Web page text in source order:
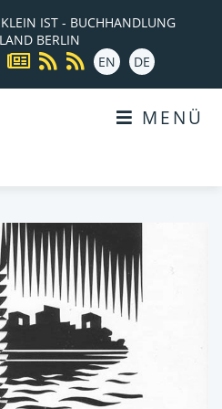
IST - BUCHHANDLUNG
BERLIN
EN
DE
MENÜ